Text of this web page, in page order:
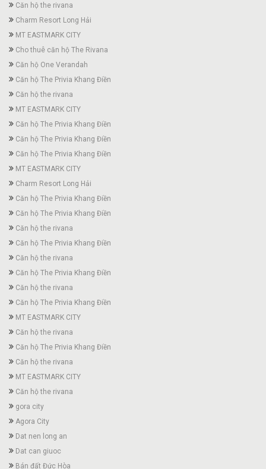
Căn hộ the rivana
Charm Resort Long Hải
MT EASTMARK CITY
Cho thuê căn hộ The Rivana
Căn hộ One Verandah
Căn hộ The Privia Khang Điền
Căn hộ the rivana
MT EASTMARK CITY
Căn hộ The Privia Khang Điền
Căn hộ The Privia Khang Điền
Căn hộ The Privia Khang Điền
MT EASTMARK CITY
Charm Resort Long Hải
Căn hộ The Privia Khang Điền
Căn hộ The Privia Khang Điền
Căn hộ the rivana
Căn hộ The Privia Khang Điền
Căn hộ the rivana
Căn hộ The Privia Khang Điền
Căn hộ the rivana
Căn hộ The Privia Khang Điền
MT EASTMARK CITY
Căn hộ the rivana
Căn hộ The Privia Khang Điền
Căn hộ the rivana
MT EASTMARK CITY
Căn hộ the rivana
gora city
Agora City
Dat nen long an
Dat can giuoc
Bán đất Đức Hòa